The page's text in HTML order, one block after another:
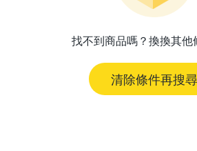
找不到商品嗎？換換其他
清除條件再搜尋